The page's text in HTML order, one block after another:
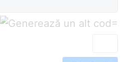
=